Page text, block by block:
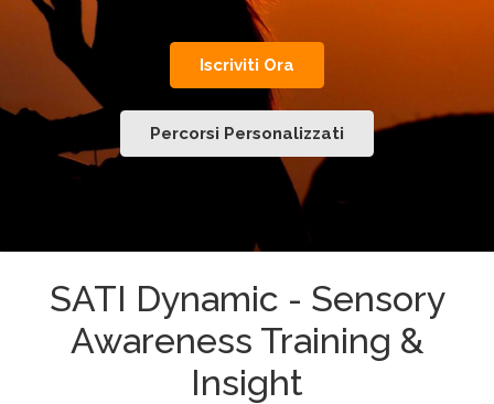
Iscriviti Ora
Percorsi Personalizzati
SATI Dynamic - Sensory
Awareness Training &
Insight